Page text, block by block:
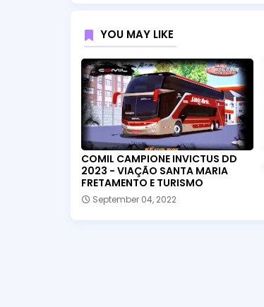
YOU MAY LIKE
COMIL CAMPIONE INVICTUS DD
2023 - VIAÇÃO SANTA MARIA
FRETAMENTO E TURISMO
September 04, 2022